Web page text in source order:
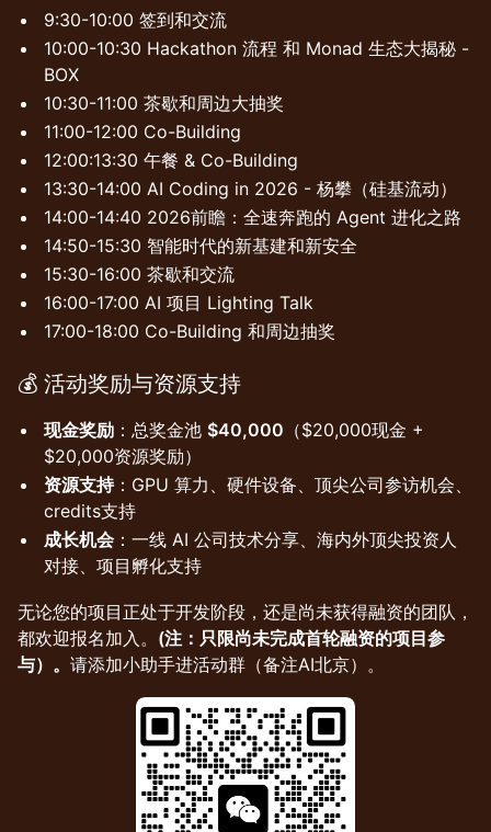
9:30-10:00 签到和交流
10:00-10:30 Hackathon 流程 和 Monad 生态大揭秘 -
BOX
10:30-11:00 茶歇和周边大抽奖
11:00-12:00 Co-Building
12:00:13:30 午餐 & Co-Building
13:30-14:00 AI Coding in 2026 - 杨攀（硅基流动）
14:00-14:40 2026前瞻：全速奔跑的 Agent 进化之路
14:50-15:30 智能时代的新基建和新安全
15:30-16:00 茶歇和交流
16:00-17:00 AI 项目 Lighting Talk
17:00-18:00 Co-Building 和周边抽奖
💰 活动奖励与资源支持
现金奖励 ：总奖金池 $40,000 （$20,000现金 +
$20,000资源奖励）
资源支持：GPU 算力、硬件设备、顶尖公司参访机会、
credits支持
成长机会：一线 AI 公司技术分享、海内外顶尖投资人
对接、项目孵化支持
无论您的项目正处于开发阶段，还是尚未获得融资的团队，
都欢迎报名加入。 (注：只限尚未完成首轮融资的项目参
与）。 请添加小助手进活动群（备注AI北京）。